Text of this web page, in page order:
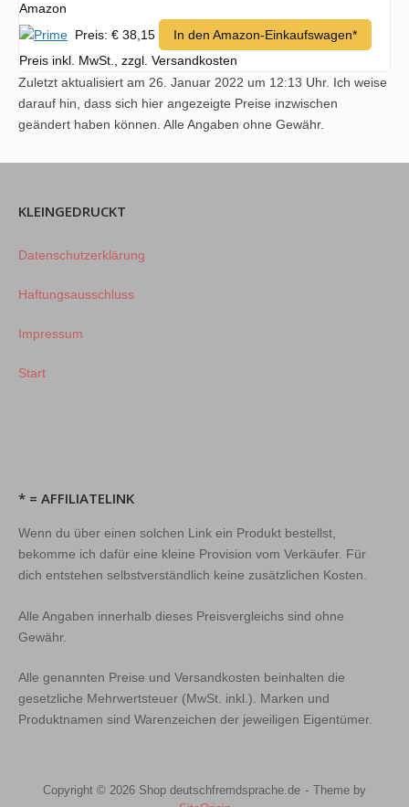
Amazon
Preis: € 38,15
In den Amazon-Einkaufswagen*
Preis inkl. MwSt., zzgl. Versandkosten
Zuletzt aktualisiert am 26. Januar 2022 um 12:13 Uhr. Ich weise
darauf hin, dass sich hier angezeigte Preise inzwischen
geändert haben können. Alle Angaben ohne Gewähr.
KLEINGEDRUCKT
Datenschutzerklärung
Haftungsausschluss
Impressum
Start
* = AFFILIATELINK
Wenn du über einen solchen Link ein Produkt bestellst,
bekomme ich dafür eine kleine Provision vom Verkäufer. Für
dich entstehen selbstverständlich keine zusätzlichen Kosten.
Alle Angaben innerhalb dieses Preisvergleichs sind ohne
Gewähr.
Alle genannten Preise und Versandkosten beinhalten die
gesetzliche Mehrwertsteuer (MwSt. inkl.). Marken und
Produktnamen sind Warenzeichen der jeweiligen Eigentümer.
Copyright © 2026 Shop deutschfremdsprache.de
Theme by